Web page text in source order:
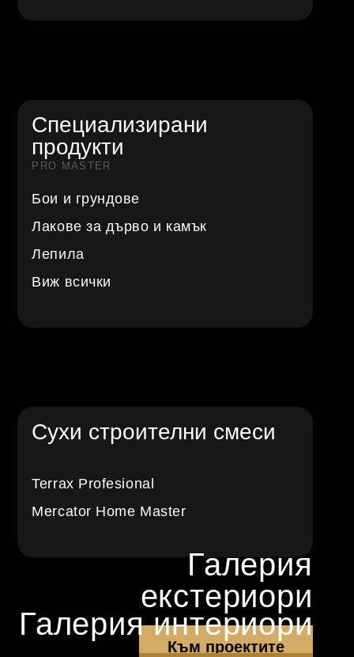
Специализирани
продукти
PRO MASTER
Бои и грундове
Лакове за дърво и камък
Лепила
Виж всички
Сухи строителни смеси
Terrax Profesional
Mercator Home Master
Галерия
екстериори
Към проектите
Галерия интериори